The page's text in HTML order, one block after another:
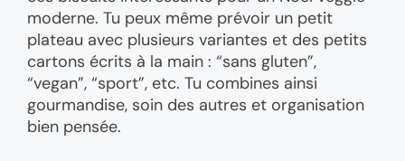
moderne. Tu peux même prévoir un petit
plateau avec plusieurs variantes et des petits
cartons écrits à la main : “sans gluten”,
“vegan”, “sport”, etc. Tu combines ainsi
gourmandise, soin des autres et organisation
bien pensée.